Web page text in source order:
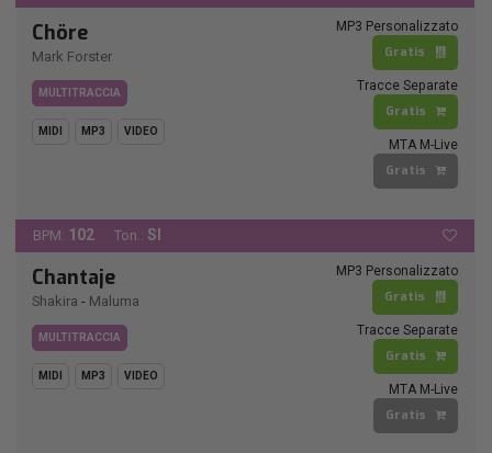
Chöre
Mark Forster
MULTITRACCIA
MIDI MP3 VIDEO
MP3 Personalizzato
Gratis
Tracce Separate
Gratis
MTA M-Live
Gratis
BPM: 102 Ton.: SI
Chantaje
Shakira - Maluma
MULTITRACCIA
MIDI MP3 VIDEO
MP3 Personalizzato
Gratis
Tracce Separate
Gratis
MTA M-Live
Gratis